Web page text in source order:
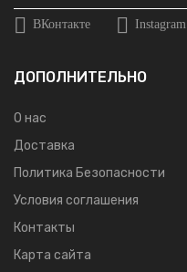
ВКонтакте Instagram
ДОПОЛНИТЕЛЬНО
О нас
Доставка
Политика Безопасности
Условия соглашения
Контакты
Карта сайта